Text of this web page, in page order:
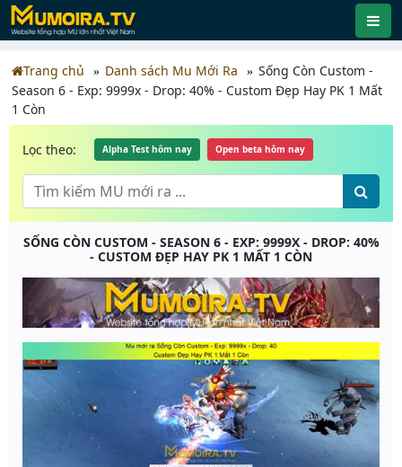
Trang chủ Danh sách Mu Mới Ra
Sống Còn Custom -
Season 6 - Exp: 9999x - Drop: 40% - Custom Đẹp Hay PK 1 Mất
1 Còn
Lọc theo: Alpha Test hôm nay Open beta hôm nay
SỐNG CÒN CUSTOM - SEASON 6 - EXP: 9999X - DROP: 40%
- CUSTOM ĐẸP HAY PK 1 MẤT 1 CÒN